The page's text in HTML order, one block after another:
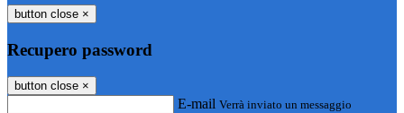
button close ×
Recupero password
button close ×
E-mail Verrà inviato un messaggio